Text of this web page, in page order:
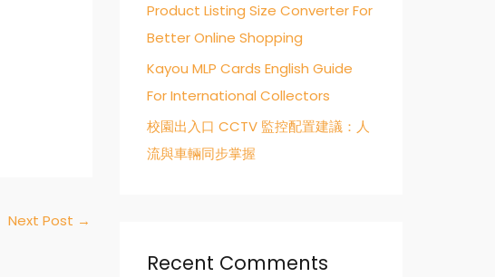
Next Post →
Product Listing Size Converter For
Better Online Shopping
Kayou MLP Cards English Guide
For International Collectors
校園出入口 CCTV 監控配置建議：人
流與車輛同步掌握
Recent Comments